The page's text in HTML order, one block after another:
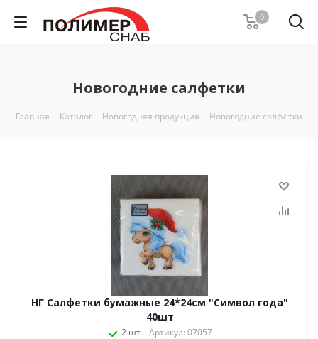
0
Новогодние салфетки
Главная - Каталог - Новогодняя продукция - Новогодние салфетки
НГ Салфетки бумажные 24*24см "Символ года"
40шт
2 шт Артикул: 07057